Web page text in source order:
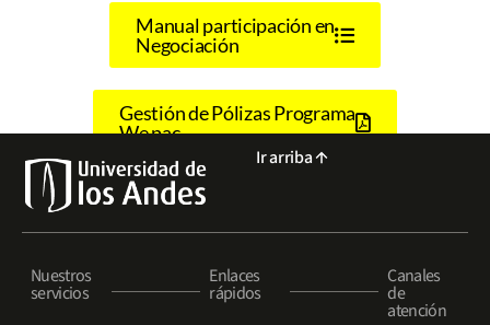
Manual participación en
Negociación
Gestión de Pólizas Programa
We pac
Ir arriba
Nuestros
servicios
Enlaces
rápidos
Canales
de
atención